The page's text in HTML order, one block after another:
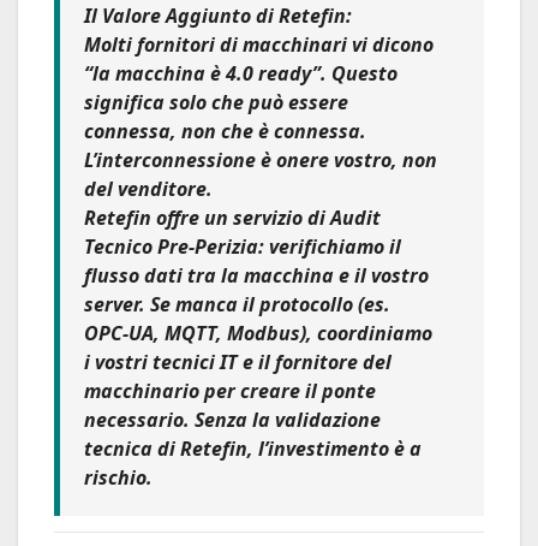
Il Valore Aggiunto di Retefin:
Molti fornitori di macchinari vi dicono
“la macchina è 4.0 ready”. Questo
significa solo che può essere
connessa, non che è connessa.
L’interconnessione è onere vostro, non
del venditore.
Retefin offre un servizio di Audit
Tecnico Pre-Perizia: verifichiamo il
flusso dati tra la macchina e il vostro
server. Se manca il protocollo (es.
OPC-UA, MQTT, Modbus), coordiniamo
i vostri tecnici IT e il fornitore del
macchinario per creare il ponte
necessario. Senza la validazione
tecnica di Retefin, l’investimento è a
rischio.